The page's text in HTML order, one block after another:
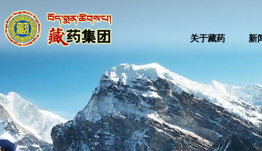
关于藏药 新